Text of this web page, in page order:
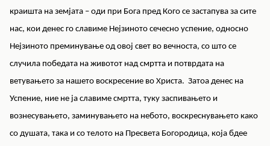
краишта на земјата – оди при Бога пред Кого се застапува за сите
нас, кои денес го славиме Нејзиното сечесно успение, односно
Нејзиното преминување од овој свет во вечноста, со што се
случила победата на животот над смртта и потврдата на
ветувањето за нашето воскресение во Христа. Затоа денес на
Успение, ние не ја славиме смртта, туку заспивањето и
вознесувањето, заминувањето на небото, воскреснувањето како
со душата, така и со телото на Пресвета Богородица, која бдее